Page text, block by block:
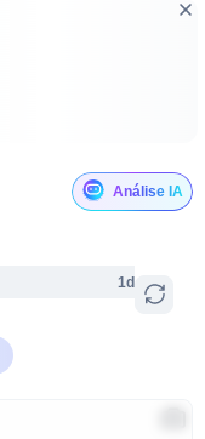
Análise IA
1d